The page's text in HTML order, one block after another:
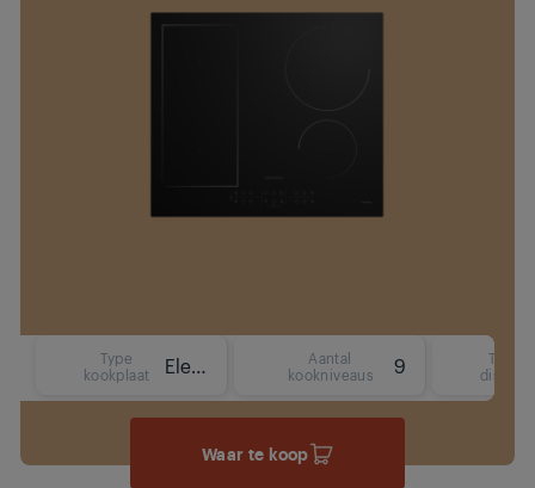
Type
kookplaat
Elektrisch (inductie)
Aantal
kookniveaus
Type
display
Waar te koop